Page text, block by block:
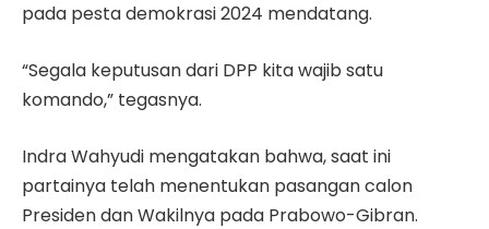
pada pesta demokrasi 2024 mendatang.
“Segala keputusan dari DPP kita wajib satu
komando,” tegasnya.
Indra Wahyudi mengatakan bahwa, saat ini
partainya telah menentukan pasangan calon
Presiden dan Wakilnya pada Prabowo-Gibran.